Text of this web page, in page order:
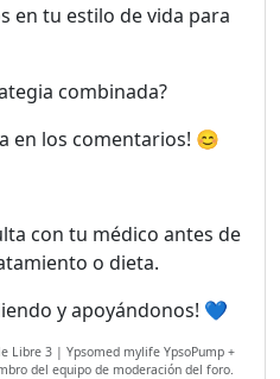
en tu estilo de vida para
combinada?
en los comentarios! 😊
con tu médico antes de
o dieta.
y apoyándonos! 💙
Libre 3 | Ypsomed mylife YpsoPump +
del equipo de moderación del foro.